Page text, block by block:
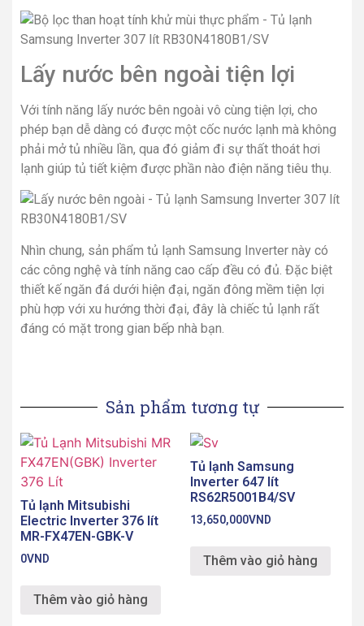
Lấy nước bên ngoài tiện lợi
Với tính năng lấy nước bên ngoài vô cùng tiện lợi, cho
phép bạn dễ dàng có được một cốc nước lạnh mà không
phải mở tủ nhiều lần, qua đó giảm đi sự thất thoát hơi
lạnh giúp tủ tiết kiệm được phần nào điện năng tiêu thụ.
Nhìn chung, sản phẩm tủ lạnh Samsung Inverter này có
các công nghệ và tính năng cao cấp đều có đủ. Đặc biệt
thiết kế ngăn đá dưới hiện đại, ngăn đông mềm tiện lợi
phù hợp với xu hướng thời đại, đây là chiếc tủ lạnh rất
đáng có mặt trong gian bếp nhà bạn.
Sản phẩm tương tự
Tủ lạnh Mitsubishi
Electric Inverter 376 lít
MR-FX47EN-GBK-V
0VND
Thêm vào giỏ hàng
Tủ lạnh Samsung
Inverter 647 lít
RS62R5001B4/SV
13,650,000VND
Thêm vào giỏ hàng